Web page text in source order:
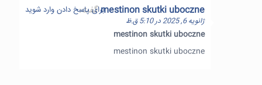
mestinon skutki uboczneگفت:
ژانویه 6, 2025 در 5:10 ق.ظ
mestinon skutki uboczne
mestinon skutki uboczne
برای پاسخ دادن وارد شوید